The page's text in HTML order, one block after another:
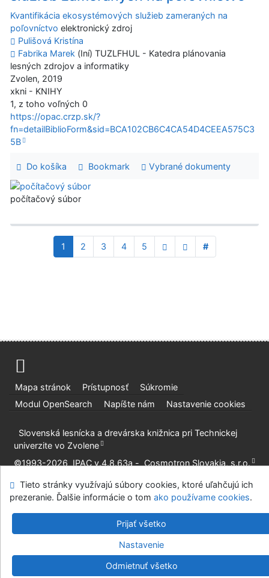
Kvantifikácia ekosystémových služieb zameraných na
poľovníctvo elektronický zdroj
Pulišová Kristína
Fabrika Marek (Iní) TUZLFHUL - Katedra plánovania
lesných zdrojov a informatiky
Zvolen, 2019
xkni - KNIHY
1, z toho voľných 0
https://opac.crzp.sk/?
fn=detailBiblioForm&sid=BCA102CB6C4CA54D4CEEA575C3
5B
Do košíka Bookmark Vybrané dokumenty
počítačový súbor
1 2 3 4 5 #
Mapa stránok Prístupnosť
Súkromie
Modul OpenSearch
Napíšte nám Nastavenie cookies
Slovenská lesnícka a drevárska knižnica pri Technickej
univerzite vo Zvolene
©1993-2026 IPAC v.4.8.63a - Cosmotron Slovakia, s.r.o.
Tieto stránky využívajú súbory cookies, ktoré uľahčujú ich
prezeranie. Ďalšie informácie o tom ako používame cookies.
Prijať všetko
Nastavenie
Odmietnuť všetko